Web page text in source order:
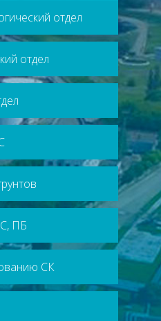
отдел
отдел
ПБ
СК